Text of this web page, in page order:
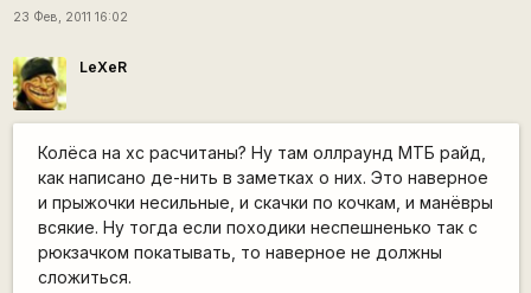
23 Фев, 2011 16:02
LeXeR
Колёса на xc расчитаны? Ну там оллраунд МТБ райд,
как написано де-нить в заметках о них. Это наверное
и прыжочки несильные, и скачки по кочкам, и манёвры
всякие. Ну тогда если походики неспешненько так с
рюкзачком покатывать, то наверное не должны
сложиться.